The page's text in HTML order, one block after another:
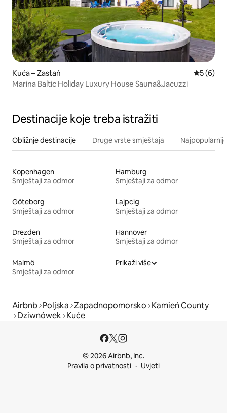
Kuća – Zastań
5 (6)
Marina Baltic Holiday Luxury House Sauna&Jacuzzi
Destinacije koje treba istražiti
Obližnje destinacije Druge vrste smještaja
Kopenhagen
Smještaji za odmor
Hamburg
Smještaji za odmor
Göteborg
Smještaji za odmor
Lajpcig
Smještaji za odmor
Drezden
Smještaji za odmor
Hannover
Smještaji za odmor
Malmö
Smještaji za odmor
Prikaži više
Airbnb Poljska Zapadnopomorsko Kamień County
Dziwnówek Kuće
© 2026 Airbnb, Inc.
Pravila o privatnosti
Uvjeti